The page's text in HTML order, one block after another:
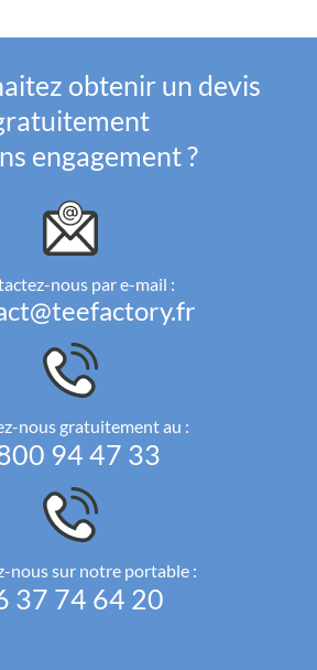
obtenir un devis
engagement ?
nous par e-mail :
nous gratuitement au :
94 47 33
nous sur notre portable :
37 74 64 20